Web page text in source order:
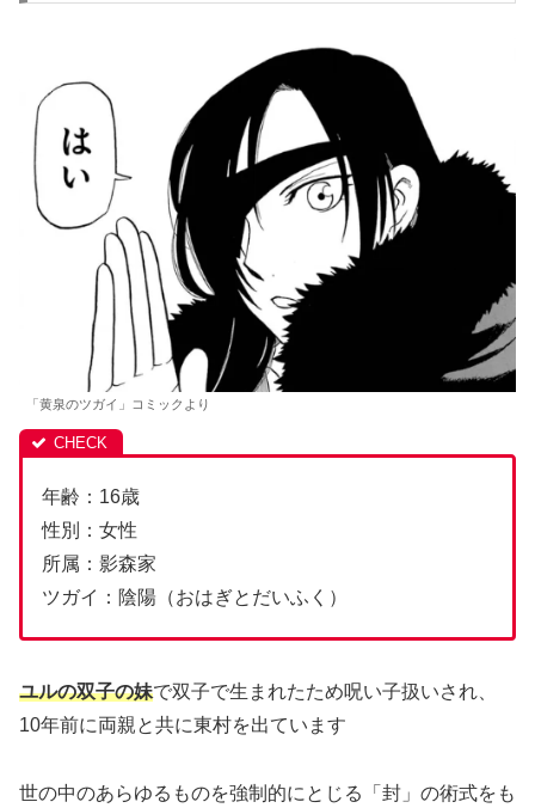
「黄泉のツガイ」コミックより
年齢：16歳
性別：女性
所属：影森家
ツガイ：陰陽（おはぎとだいふく）
ユルの双子の妹で双子で生まれたため呪い子扱いされ、
10年前に両親と共に東村を出ています
世の中のあらゆるものを強制的にとじる「封」の術式をも